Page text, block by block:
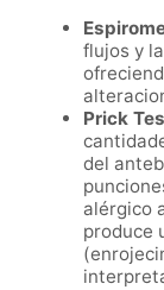
flujos y
Prick
del
alérgico
produce